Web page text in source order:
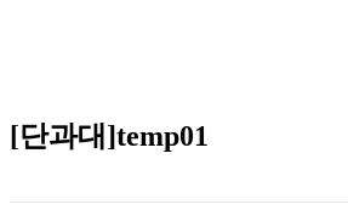
[단과대]temp01